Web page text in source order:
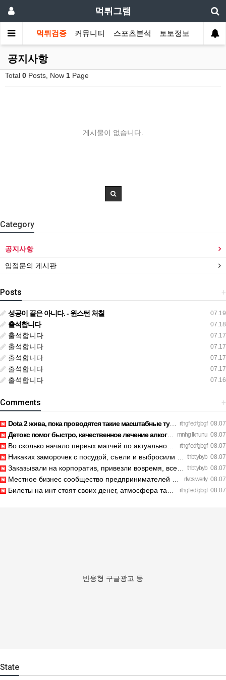
먹튀그램
먹튀검증 커뮤니티 스포츠분석 토토정보
공지사항
Total 0 Posts, Now 1 Page
게시물이 없습니다.
Category
공지사항
입점문의 게시판
+
Posts
07.19
성공이 끝은 아니다. - 윈스턴 처칠
07.18
출석합니다
07.17
출석합니다
07.17
출석합니다
07.17
출석합니다
07.17
출석합니다
07.16
출석합니다
+
Comments
rthgf edfgbgf 08.07
Dota 2 жива, пока проводятся такие масштабные турниры. https…
mnhg lknunu 08.07
Детокс помог быстро, качественное лечение алкоголизма Санкт-…
rthgf edfgbgf 08.07
Во сколько начало первых матчей по актуальному расписанию? h…
thbt ybyb 08.07
Никаких заморочек с посудой, съели и выбросили шпажки. https…
thbt ybyb 08.07
Заказывали на корпоратив, привезли вовремя, все свежее. http…
rfvcs werty 08.07
Местное бизнес сообщество предпринимателей в Санкт-Петербург…
rthgf edfgbgf 08.07
Билеты на инт стоят своих денег, атмосфера там просто непере…
반응형 구글광고 등
State